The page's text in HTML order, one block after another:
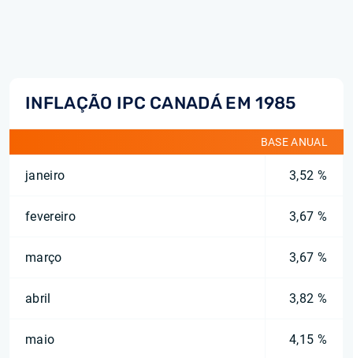
INFLAÇÃO IPC CANADÁ EM 1985
BASE ANUAL
janeiro 3,52 %
fevereiro 3,67 %
março 3,67 %
abril 3,82 %
maio 4,15 %